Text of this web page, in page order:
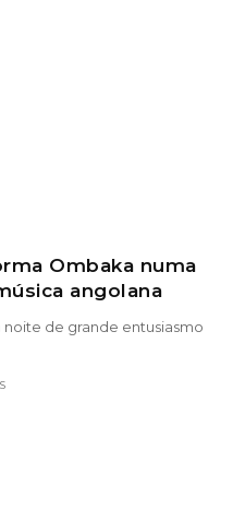
Ombaka numa
angolana
de grande entusiasmo